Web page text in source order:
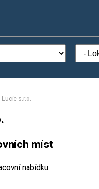
Lucie s.r.o.
míst
nabídku.